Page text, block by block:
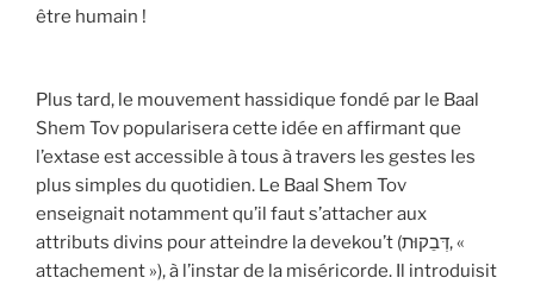
être humain !
Plus tard, le mouvement hassidique fondé par le Baal
Shem Tov popularisera cette idée en affirmant que
l’extase est accessible à tous à travers les gestes les
plus simples du quotidien. Le Baal Shem Tov
enseignait notamment qu’il faut s’attacher aux
attributs divins pour atteindre la devekou’t (דְּבֵקוּת, «
attachement »), à l’instar de la miséricorde. Il introduisit